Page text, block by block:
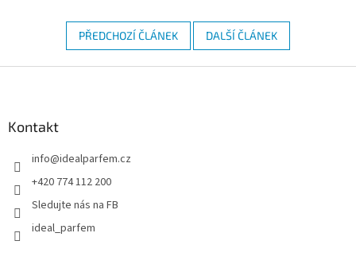
PŘEDCHOZÍ ČLÁNEK DALŠÍ ČLÁNEK
Kontakt
info@idealparfem.cz
+420 774 112 200
Sledujte nás na FB
ideal_parfem